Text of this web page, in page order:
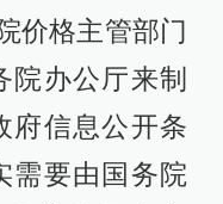
价格主管部门
院办公厅来制
府信息公开条
需要由国务院